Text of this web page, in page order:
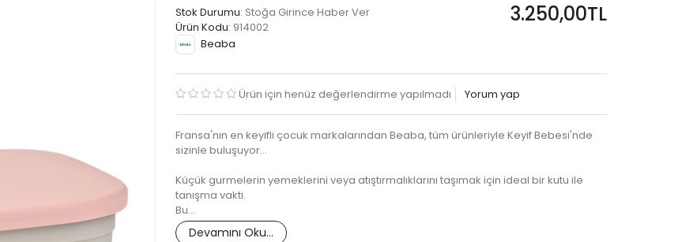
Stok Durumu: Stoğa Girince Haber Ver
Ürün Kodu: 914002
Beaba
3.250,00TL
Ürün için henüz değerlendirme yapılmadı Yorum yap
Fransa'nın en keyifli çocuk markalarından Beaba, tüm ürünleriyle Keyif Bebesi'nde
sizinle buluşuyor...
Küçük gurmelerin yemeklerini veya atıştırmalıklarını taşımak için ideal bir kutu ile
tanışma vakti.
Bu…
Devamını Oku...